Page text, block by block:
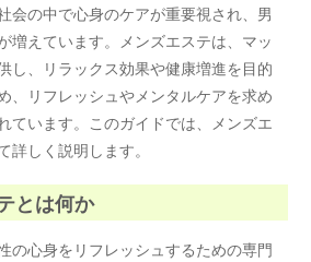
会の中で心身のケアが重要視され、男
増えています。メンズエステは、マッ
し、リラックス効果や健康増進を目的
、リフレッシュやメンタルケアを求め
ています。このガイドでは、メンズエ
詳しく説明します。
とは何か
の心身をリフレッシュするための専門